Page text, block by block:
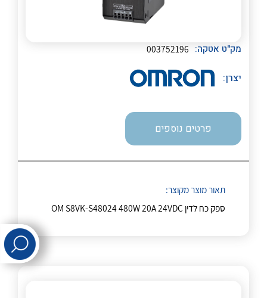
לכל מוצרי היצרן
מק"ט אטקה: 003752196
יצרן:
פרטים נוספים
תאור מוצר מקוצר:
ספק כח לדין OM S8VK-S48024 480W 20A 24VDC